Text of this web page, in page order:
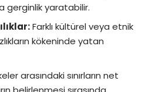
gerginlik yaratabilir.
Farklı kültürel veya etnik
kökeninde yatan
arasındaki sınırların net